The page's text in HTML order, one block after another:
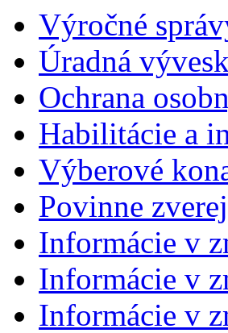
Výročné
Úradná
Ochrana
Habilitácie a
Výberové
Povinne
Informácie v
Informácie v
Informácie v